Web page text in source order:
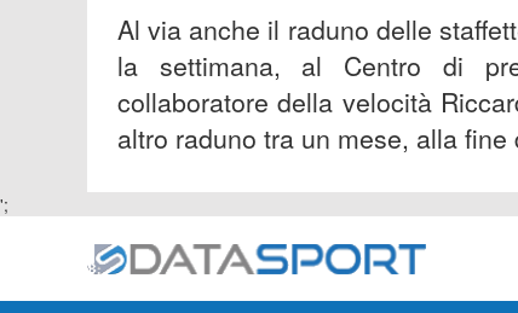
Al via anche il raduno delle
la settimana, al Centro di
collaboratore della velocità
altro raduno tra un mese, alla fine
';